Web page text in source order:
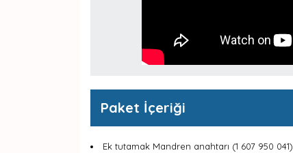
Paket İçeriği
Ek tutamak Mandren anahtarı (1 607 950 041)